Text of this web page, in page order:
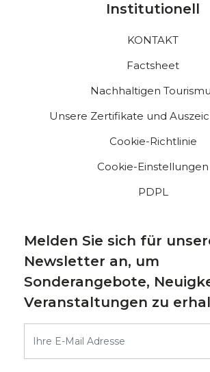
Institutionell
KONTAKT
Factsheet
Nachhaltigen
Unsere Zertifikate und
Cookie-Richtlinie
Cookie-Einstellungen
PDPL
Melden Sie sich für
Newsletter an, um
Sonderangebote,
Veranstaltungen zu